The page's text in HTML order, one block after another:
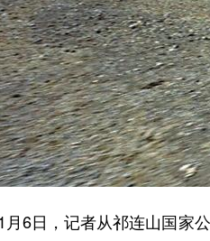
日，记者从祁连山国家公